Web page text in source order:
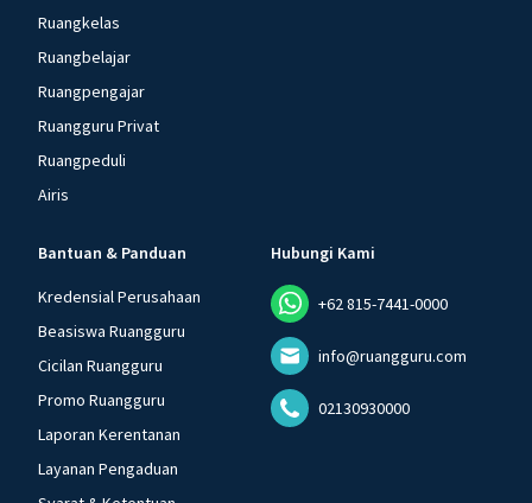
Ruangkelas
Ruangbelajar
Ruangpengajar
Ruangguru Privat
Ruangpeduli
Airis
Bantuan & Panduan
Kredensial Perusahaan
Beasiswa Ruangguru
Cicilan Ruangguru
Promo Ruangguru
Laporan Kerentanan
Layanan Pengaduan
Hubungi Kami
+62 815-7441-0000
info@ruangguru.com
02130930000